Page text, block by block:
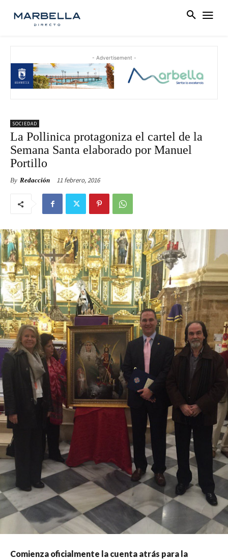
- Advertisement -
SOCIEDAD
La Pollinica protagoniza el cartel de la
Semana Santa elaborado por Manuel
Portillo
By Redacción 11 febrero, 2016
Comienza oficialmente la cuenta atrás para la